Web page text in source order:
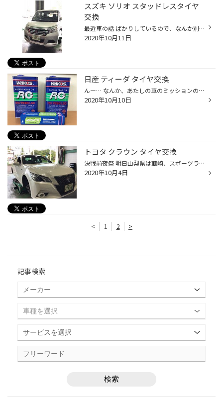
スズキ ソリオ スタッドレスタイヤ
交換
最近車の話 ばかりしているので、なんか別の話題にしましょうか？？ タイヤ屋さんなので車の話題なのは必然ですけど、たまには違う話もスパイシーでいいですわよね？？ そうですねぇ… 声優さんの話？？ これも求めてない… そうしましたら… んーーーー… あ、そおだ！！ 最近小学校の頃の友人と連絡し...
2020年10月11日
日産 ティーダ タイヤ交換
んー… なんか、あたしの車のミッションの調子が良くないです 2速から3速の入りがイマイチ引っかかるんですよね… 街乗りで少し違和感あったんですけど サーキット走行したら明らかに入りにくいんですよね ガガっ！というかゴリッ！ていうか、押し込む感じでシフトチェンジしてて、スコスコ入らないん...
2020年10月10日
トヨタ クラウン タイヤ交換
決戦前夜祭 明日山梨県は韮崎、スポーツランドやまなしへ向かいます https://www.taiyakan.co.jp/shop/machida/tech/showcase/1072660/ うちのスタッフコペンさんはワクワクし過ぎてでここ最近眠れていないそうです笑 車のコンデションはグッド！！ 果たして2台とも無事帰ってこれるのか！？ 王冠 ...
2020年10月4日
< 1 2 >
記事検索